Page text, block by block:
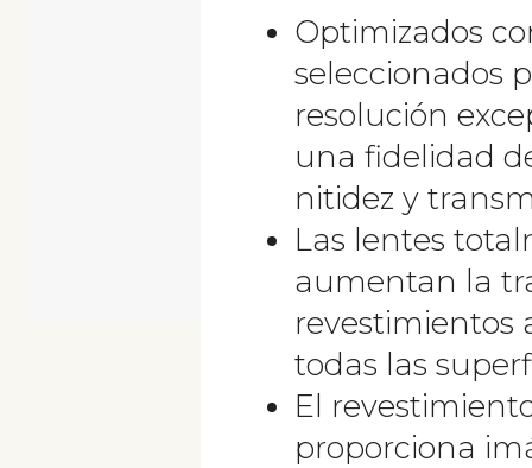
Optimizados
seleccionados
resolución
una fidelidad
nitidez y
Las lentes
aumentan la
revestimientos
todas las
El
proporciona